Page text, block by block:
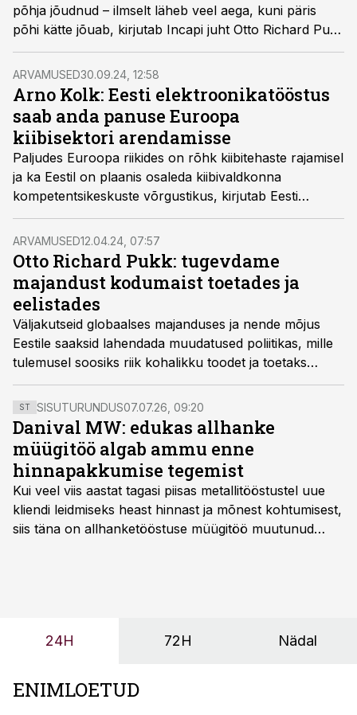
põhja jõudnud – ilmselt läheb veel aega, kuni päris
põhi kätte jõuab, kirjutab Incapi juht Otto Richard Pukk
vastuses Tööstusuudiste arvamusliidrite küsitlusele.
ARVAMUSED30.09.24, 12:58
Arno Kolk: Eesti elektroonikatööstus
saab anda panuse Euroopa
kiibisektori arendamisse
Paljudes Euroopa riikides on rõhk kiibitehaste rajamisel
ja ka Eestil on plaanis osaleda kiibivaldkonna
kompetentsikeskuste võrgustikus, kirjutab Eesti
Elektroonikatööstuse Liidu juht Arno Kolk värske
Elektroonikatööstuse TOPi kommentaariks.
ARVAMUSED12.04.24, 07:57
Otto Richard Pukk: tugevdame
majandust kodumaist toetades ja
eelistades
Väljakutseid globaalses majanduses ja nende mõjus
Eestile saaksid lahendada muudatused poliitikas, mille
tulemusel soosiks riik kohalikku toodet ja toetaks
kodumaiseid ettevõtteid, eriti ettevõtjaid strateegilise
tähtsusega valdkondades, kirjutab Otto Richard Pukk
arvamuskonkursile Edukas Eesti saadetud artiklis.
ST SISUTURUNDUS07.07.26, 09:20
Danival MW: edukas allhanke
müügitöö algab ammu enne
hinnapakkumise tegemist
Kui veel viis aastat tagasi piisas metallitööstustel uue
kliendi leidmiseks heast hinnast ja mõnest kohtumisest,
siis täna on allhanketööstuse müügitöö muutunud
24H 72H Nädal
ENIMLOETUD